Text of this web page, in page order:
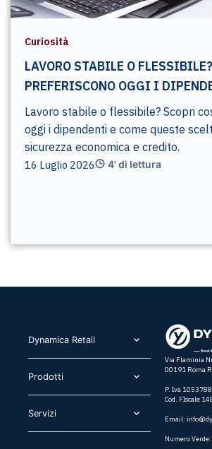
Curiosità
LAVORO STABILE O
PREFERISCONO OGGI I
Lavoro stabile o flessibile? Scopri
oggi i dipendenti e come queste
sicurezza economica e credito.
16 Luglio 2026 4' di lettura
Dynamica Retail​
Prodotti​
Servizi​
Via Flaminia
00191 Roma
P. Iva
Cod. FIscale
Email:
Numero